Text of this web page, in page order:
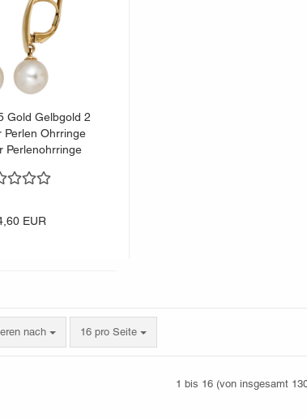
Gold Gelbgold 2
Perlen Ohrringe
Perlenohrringe
EUR
nach
nach 16 pro Seite
pro Seite
1 bis 16 (von insgesamt